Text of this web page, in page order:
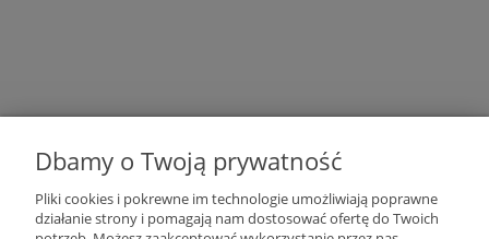
DOSTAWA I PŁATNOŚCI
Dbamy o Twoją prywatność
Pliki cookies i pokrewne im technologie umożliwiają poprawne
działanie strony i pomagają nam dostosować ofertę do Twoich